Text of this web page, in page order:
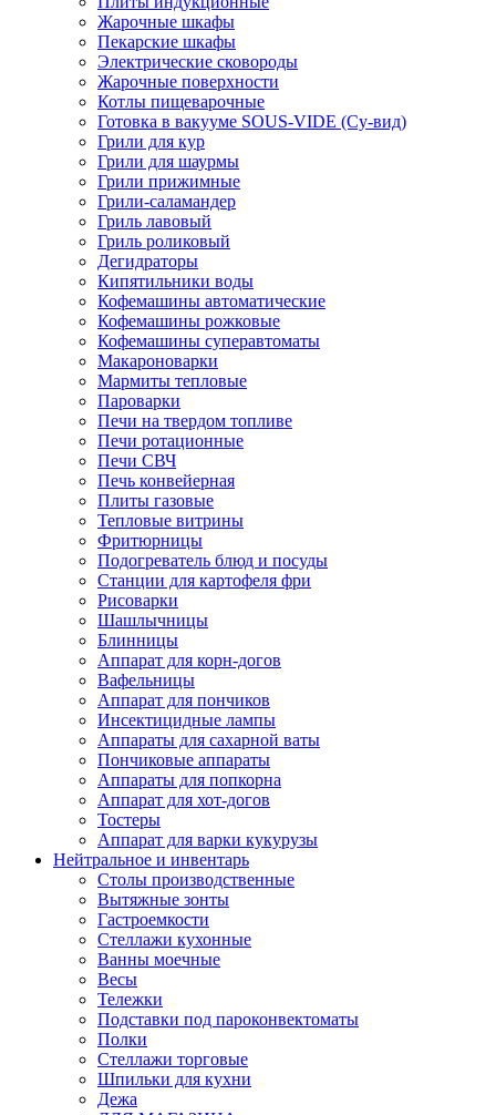
Жарочные шкафы
Пекарские шкафы
Электрические сковороды
Жарочные поверхности
Котлы пищеварочные
Готовка в вакууме SOUS-VIDE (Су-вид)
Грили для кур
Грили для шаурмы
Грили прижимные
Грили-саламандер
Гриль лавовый
Гриль роликовый
Дегидраторы
Кипятильники воды
Кофемашины автоматические
Кофемашины рожковые
Кофемашины суперавтоматы
Макароноварки
Мармиты тепловые
Пароварки
Печи на твердом топливе
Печи ротационные
Печи СВЧ
Печь конвейерная
Плиты газовые
Тепловые витрины
Фритюрницы
Подогреватель блюд и посуды
Станции для картофеля фри
Рисоварки
Шашлычницы
Блинницы
Аппарат для корн-догов
Вафельницы
Аппарат для пончиков
Инсектицидные лампы
Аппараты для сахарной ваты
Пончиковые аппараты
Аппараты для попкорна
Аппарат для хот-догов
Тостеры
Аппарат для варки кукурузы
Нейтральное и инвентарь
Столы производственные
Вытяжные зонты
Гастроемкости
Стеллажи кухонные
Ванны моечные
Весы
Тележки
Подставки под пароконвектоматы
Полки
Стеллажи торговые
Шпильки для кухни
Дежа